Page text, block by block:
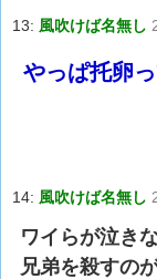
13: 風吹けば名無し
やっぱ托卵
14: 風吹けば名無し
ワイらが泣き
兄弟を殺すの